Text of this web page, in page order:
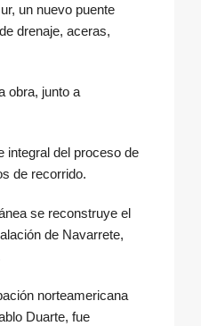
un nuevo puente
drenaje, aceras,
obra, junto a
integral del proceso de
de recorrido.
se reconstruye el
de Navarrete,
norteamericana
Duarte, fue